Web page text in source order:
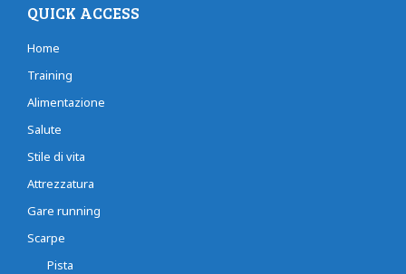
QUICK ACCESS
Home
Training
Alimentazione
Salute
Stile di vita
Attrezzatura
Gare running
Scarpe
Pista